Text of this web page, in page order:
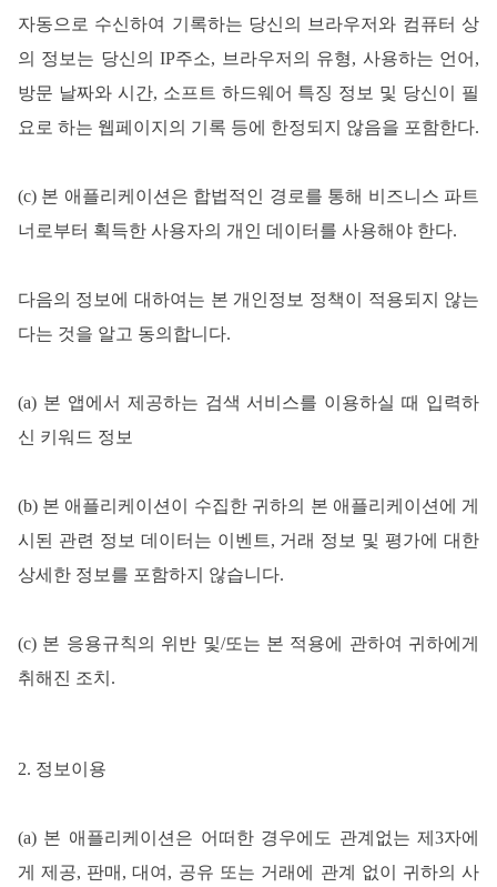
자동으로 수신하여 기록하는 당신의 브라우저와 컴퓨터 상
의 정보는 당신의 IP주소, 브라우저의 유형, 사용하는 언어,
방문 날짜와 시간, 소프트 하드웨어 특징 정보 및 당신이 필
요로 하는 웹페이지의 기록 등에 한정되지 않음을 포함한다.
(c) 본 애플리케이션은 합법적인 경로를 통해 비즈니스 파트
너로부터 획득한 사용자의 개인 데이터를 사용해야 한다.
다음의 정보에 대하여는 본 개인정보 정책이 적용되지
않는
다는 것을 알고 동의합니다.
(a) 본 앱에서 제공하는 검색 서비스를 이용하실 때 입력하
신 키워드 정보
(b) 본 애플리케이션이 수집한 귀하의 본 애플리케이션에 게
시된 관련 정보 데이터는 이벤트, 거래 정보 및 평가에 대한
상세한 정보를 포함하지 않습니다.
(c) 본 응용규칙의 위반 및/또는 본 적용에 관하여 귀하에게
취해진 조치.
2. 정보이용
(a) 본 애플리케이션은 어떠한 경우에도 관계없는 제3자에
게 제공, 판매 , 대여, 공유 또는 거래에 관계 없이 귀하의 사